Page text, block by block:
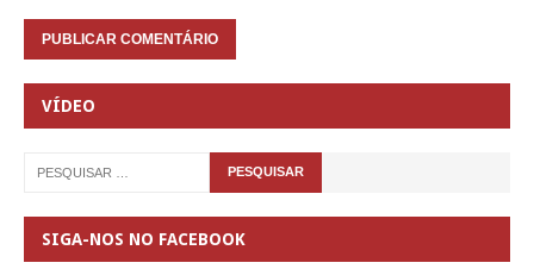
VÍDEO
SIGA-NOS NO FACEBOOK